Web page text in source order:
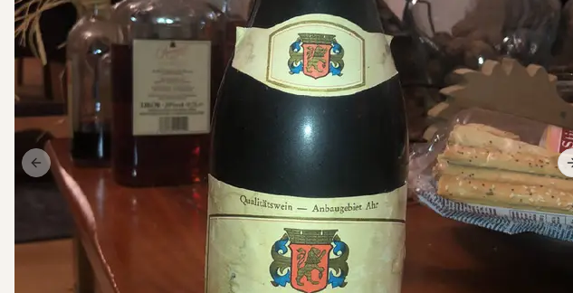
Previous slide